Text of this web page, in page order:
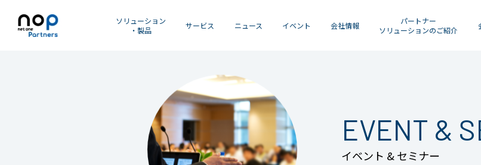
ソリューション
・製品
サービス ニュース イベント 会社情報
パートナー
ソリューションのご紹介
EVENT &
イベント & セミナー